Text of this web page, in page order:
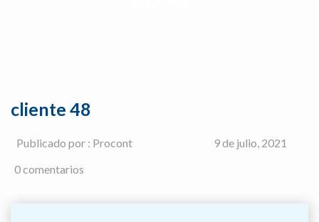
cliente 48
Publicado por : Procont
9 de julio, 2021
0 comentarios